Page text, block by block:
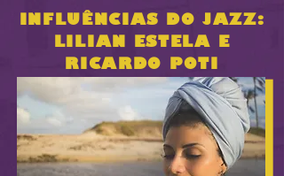
INFLUÊNCIAS DO JAZZ:
LILIAN ESTELA E
RICARDO POTI